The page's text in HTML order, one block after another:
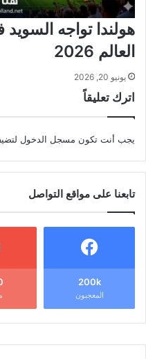
هولندا تواجه
العالم 2026
يونيو 20, 2026
اترك تعليقاً
يجب أنت تكون مسجل الدخول
تابعنا على مواقع التواصل
200k
المعجبون